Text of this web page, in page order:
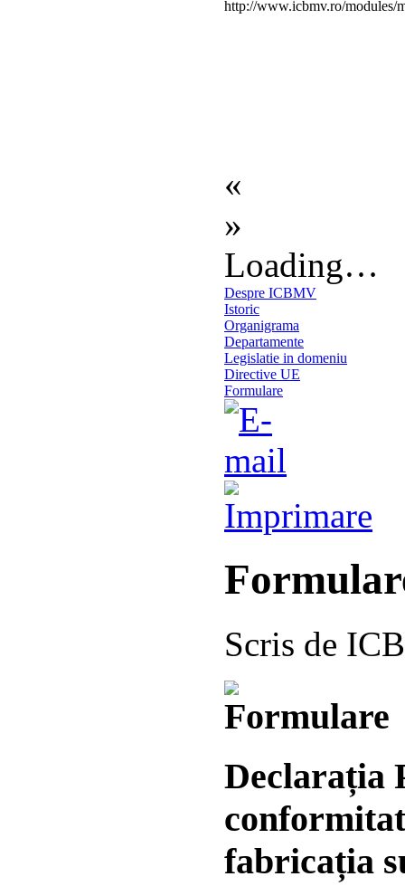
http://www.icbmv.ro/modules/
«
»
Loading…
Despre ICBMV
Istoric
Organigrama
Departamente
Legislatie in domeniu
Directive UE
Formulare
Scris de
Declarația
fabricația